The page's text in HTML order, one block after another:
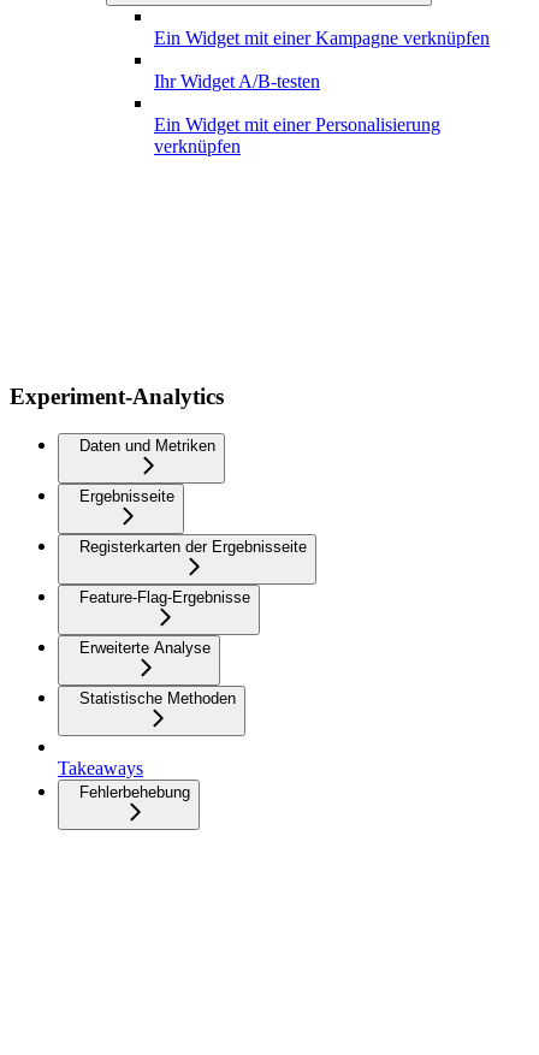
Ein Widget mit einer Kampagne verknüpfen
Ihr Widget A/B-testen
Ein Widget mit einer Personalisierung
verknüpfen
Experiment-Analytics
Daten und Metriken
Ergebnisseite
Registerkarten der Ergebnisseite
Feature-Flag-Ergebnisse
Erweiterte Analyse
Statistische Methoden
Takeaways
Fehlerbehebung